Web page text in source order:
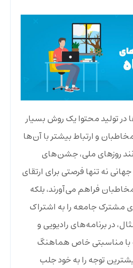
در تولید محتوا یک روش بسیار
و ارتباط بیشتر با آن‌ها
روزهای ملی، جشن‌های
نه تنها فرصتی برای ارتقای
فراهم می‌آورند، بلکه
جامعه را به اشتراک
در برنامه‌های رادیویی و
با مناسبتی خاص هماهنگ
توجه را به خود جلب